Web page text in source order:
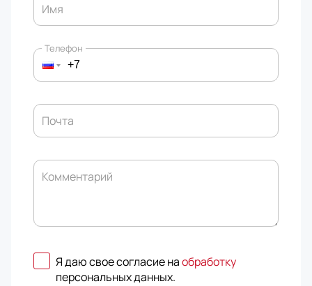
Имя
Телефон
Почта
Комментарий
Я даю свое согласие наобработку
персональных данных.